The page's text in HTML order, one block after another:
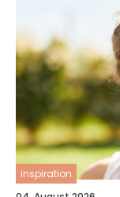
inspiration